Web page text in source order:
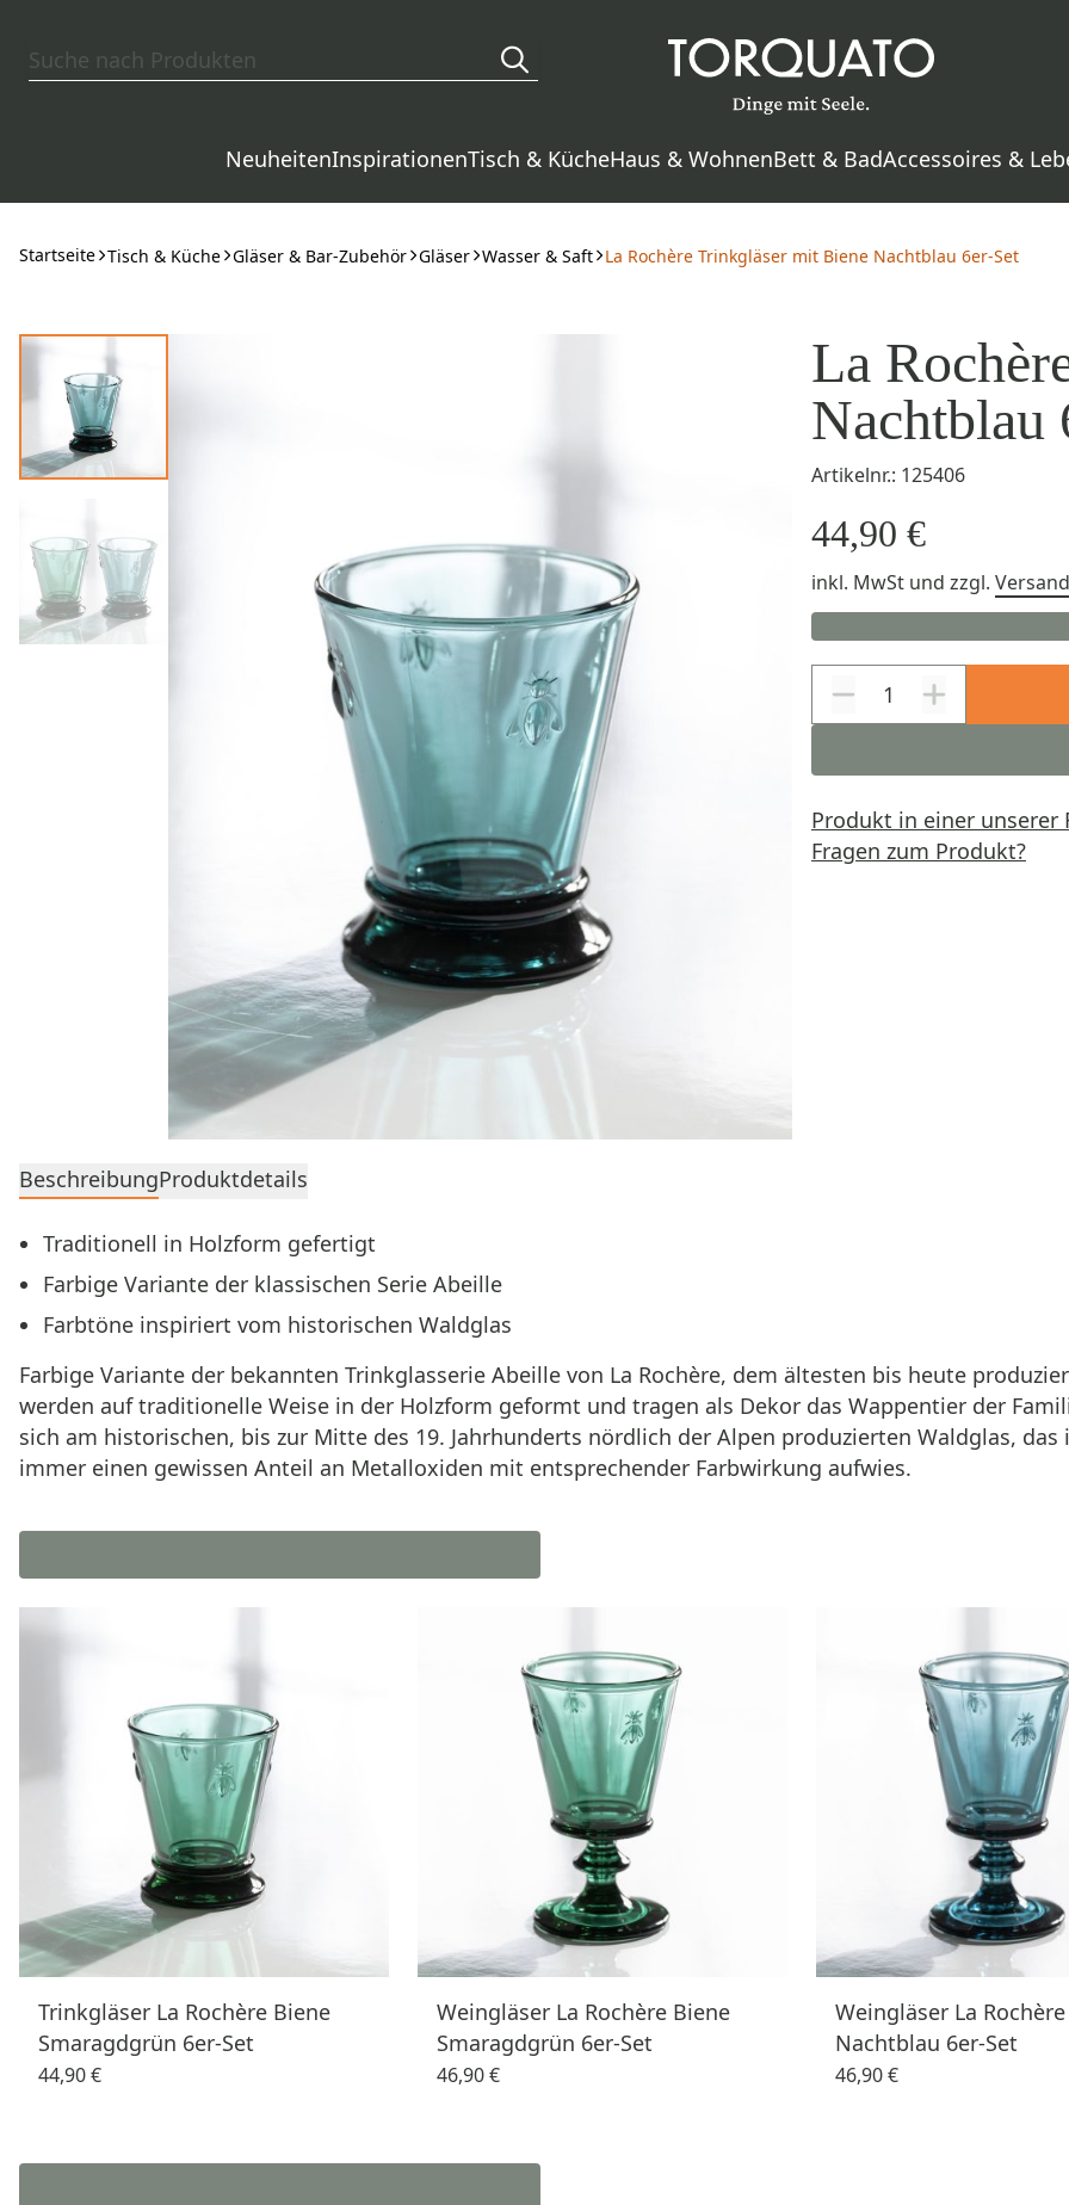
NeuheitenInspirationenTisch & KücheHaus & WohnenBett & BadAccessoires &
Startseite Tisch & Küche Gläser & Bar-Zubehör Gläser Wasser & Saft La Rochère Trinkgläser mit Biene Nachtblau 6er-Set
La
Nachtblau
Artikelnr.: 125406
44,90 €
inkl. MwSt und zzgl. Versand
Produkt in einer unserer
Fragen zum Produkt?
BeschreibungProduktdetails
Traditionell in Holzform gefertigt
Farbige Variante der klassischen Serie Abeille
Farbtöne inspiriert vom historischen Waldglas
Farbige Variante der bekannten Trinkglasserie Abeille von La Rochère, dem ältesten bis heute
werden auf traditionelle Weise in der Holzform geformt und tragen als Dekor das Wappentier der
sich am historischen, bis zur Mitte des 19. Jahrhunderts nördlich der Alpen produzierten Waldglas, das
immer einen gewissen Anteil an Metalloxiden mit entsprechender Farbwirkung aufwies.
Trinkgläser La Rochère Biene
Smaragdgrün 6er-Set
44,90 €
Weingläser La Rochère Biene
Smaragdgrün 6er-Set
46,90 €
Weingläser La
Nachtblau 6er-Set
46,90 €